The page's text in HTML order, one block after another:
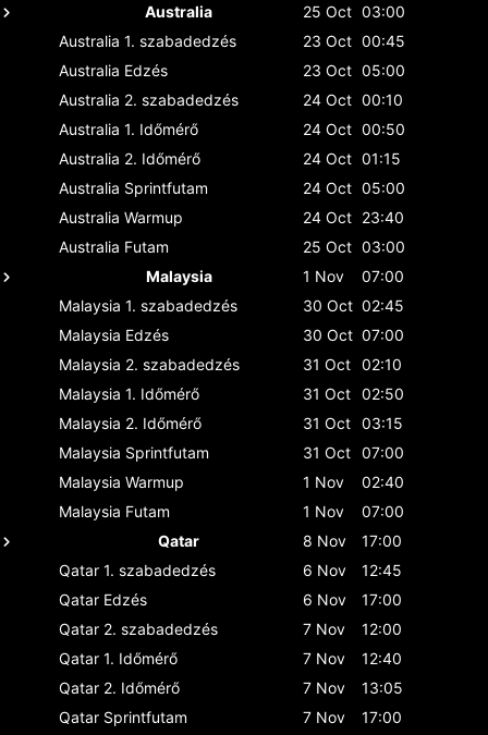
Australia
25 Oct 03:00
Australia 1. szabadedzés 23 Oct 00:45
Australia Edzés 23 Oct 05:00
Australia 2. szabadedzés 24 Oct 00:10
Australia 1. Időmérő 24 Oct 00:50
Australia 2. Időmérő 24 Oct 01:15
Australia Sprintfutam 24 Oct 05:00
Australia Warmup 24 Oct 23:40
Australia Futam 25 Oct 03:00
Malaysia
1 Nov
07:00
Malaysia 1. szabadedzés 30 Oct 02:45
Malaysia Edzés 30 Oct 07:00
Malaysia 2. szabadedzés 31 Oct 02:10
Malaysia 1. Időmérő 31 Oct 02:50
Malaysia 2. Időmérő 31 Oct 03:15
Malaysia Sprintfutam 31 Oct 07:00
Malaysia Warmup 1 Nov
02:40
Malaysia Futam 1 Nov
07:00
Qatar
8 Nov
17:00
Qatar 1. szabadedzés 6 Nov
12:45
Qatar Edzés 6 Nov
17:00
Qatar 2. szabadedzés 7 Nov
12:00
Qatar 1. Időmérő 7 Nov
12:40
Qatar 2. Időmérő 7 Nov
13:05
Qatar Sprintfutam 7 Nov
17:00